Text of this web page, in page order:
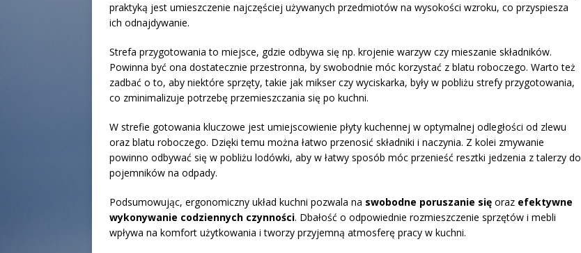
praktyką jest umieszczenie najczęściej używanych przedmiotów na wysokości wzroku, co przyspiesza
ich odnajdywanie.
Strefa przygotowania to miejsce, gdzie odbywa się np. krojenie warzyw czy mieszanie składników.
Powinna być ona dostatecznie przestronna, by swobodnie móc korzystać z blatu roboczego. Warto też
zadbać o to, aby niektóre sprzęty, takie jak mikser czy wyciskarka, były w pobliżu strefy przygotowania,
co zminimalizuje potrzebę przemieszczania się po kuchni.
W strefie gotowania kluczowe jest umiejscowienie płyty kuchennej w optymalnej odległości od zlewu
oraz blatu roboczego. Dzięki temu można łatwo przenosić składniki i naczynia. Z kolei zmywanie
powinno odbywać się w pobliżu lodówki, aby w łatwy sposób móc przenieść resztki jedzenia z talerzy do
pojemników na odpady.
Podsumowując, ergonomiczny układ kuchni pozwala na swobodne poruszanie się oraz efektywne
wykonywanie codziennych czynności. Dbałość o odpowiednie rozmieszczenie sprzętów i mebli
wpływa na komfort użytkowania i tworzy przyjemną atmosferę pracy w kuchni.